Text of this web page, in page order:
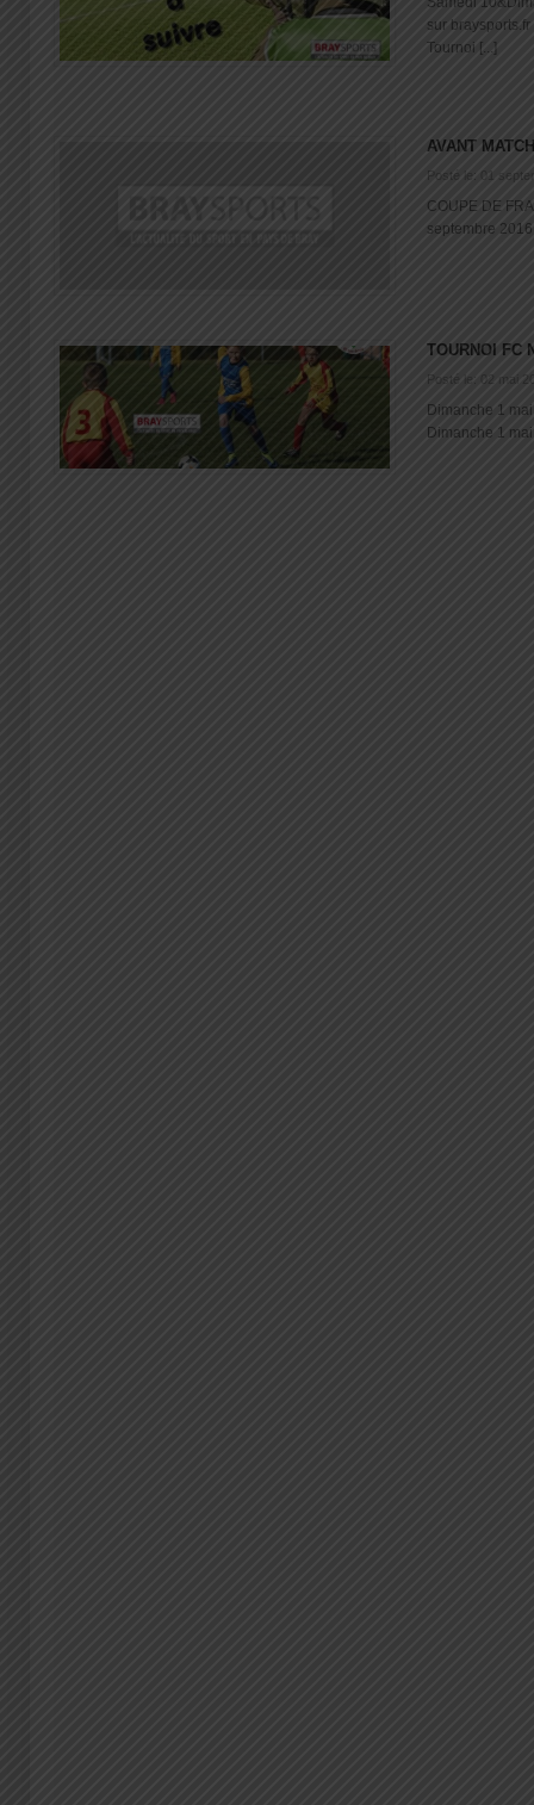
sur
Tournoi [...]
AVANT MATCH
Posté le: 01
COUPE DE
septembre
TOURNOI FC
Posté le: 02 mai
Dimanche 1
Dimanche 1